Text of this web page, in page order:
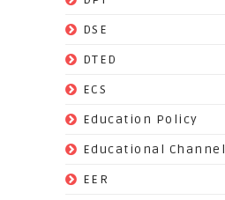
DSE
DTED
ECS
Education Policy
Educational Channel
EER